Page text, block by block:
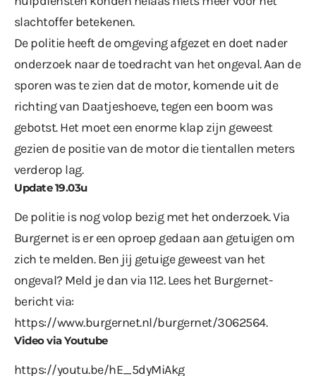
slachtoffer betekenen.
De politie heeft de omgeving afgezet en doet nader
onderzoek naar de toedracht van het ongeval. Aan de
sporen was te zien dat de motor, komende uit de
richting van Daatjeshoeve, tegen een boom was
gebotst. Het moet een enorme klap zijn geweest
gezien de positie van de motor die tientallen meters
verderop lag.
Update 19.03u
De politie is nog volop bezig met het onderzoek. Via
Burgernet is er een oproep gedaan aan getuigen om
zich te melden. Ben jij getuige geweest van het
ongeval? Meld je dan via 112. Lees het Burgernet-
bericht via:
https://www.burgernet.nl/burgernet/3062564.
Video via Youtube
https://youtu.be/hE_5dyMiAkg